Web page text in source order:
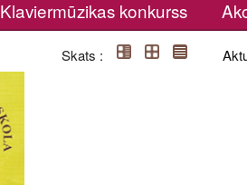
Klaviermūzikas konkurss
Skats :